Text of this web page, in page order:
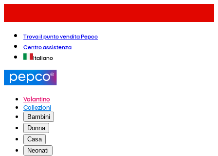
Trova il punto vendita Pepco
Centro assistenza
Italiano
Volantino
Collezioni
Bambini
Donna
Casa
Neonati